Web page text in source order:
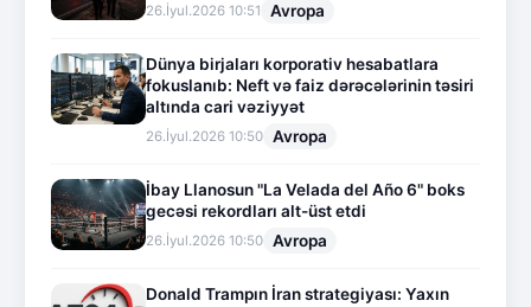
26.İyul.2026 10:51 Avropa
Dünya birjaları korporativ hesabatlara
fokuslanıb: Neft və faiz dərəcələrinin təsiri
altında cari vəziyyət
26.İyul.2026 10:50 Avropa
İbay Llanosun "La Velada del Año 6" boks
gecəsi rekordları alt-üst etdi
26.İyul.2026 10:50 Avropa
Donald Trampın İran strategiyası: Yaxın